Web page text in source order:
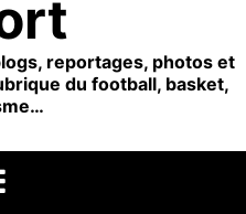
reportages, photos et
du football, basket,